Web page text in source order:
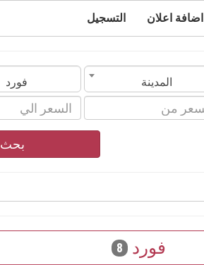
اضافة اعلان التسجيل
المدينة فورد
بحث
فورد 8